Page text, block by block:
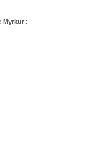
Myrkur :